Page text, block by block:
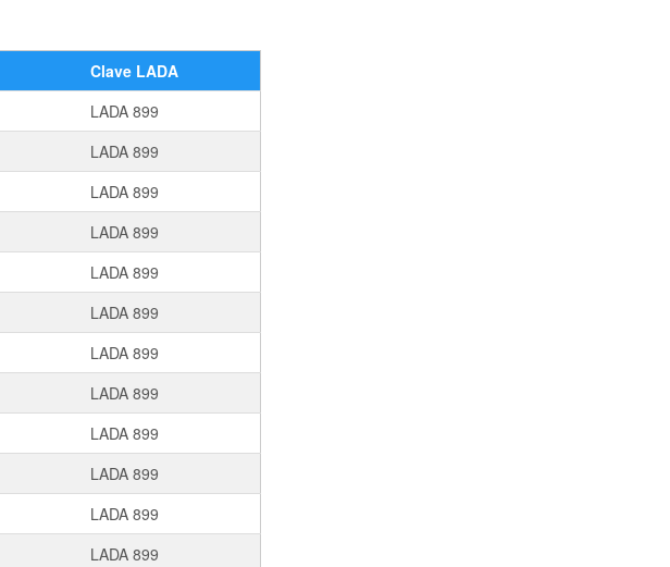
Clave LADA
LADA 899
LADA 899
LADA 899
LADA 899
LADA 899
LADA 899
LADA 899
LADA 899
LADA 899
LADA 899
LADA 899
LADA 899